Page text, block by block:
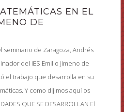
EN EL
DE
seminario de Zaragoza, Andrés
del IES Emilio Jimeno de
el trabajo que desarrolla en su
Y como dijimos aquí os
QUE SE DESARROLLAN El